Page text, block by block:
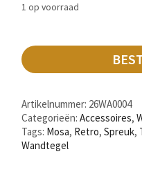
1 op voorraad
Artikelnummer: 26WA0004
Categorieën:Accessoires,
Tags: Mosa, Retro,Spreuk,
Wandtegel